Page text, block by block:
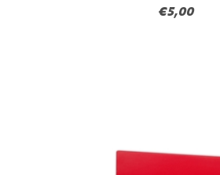
€5,00